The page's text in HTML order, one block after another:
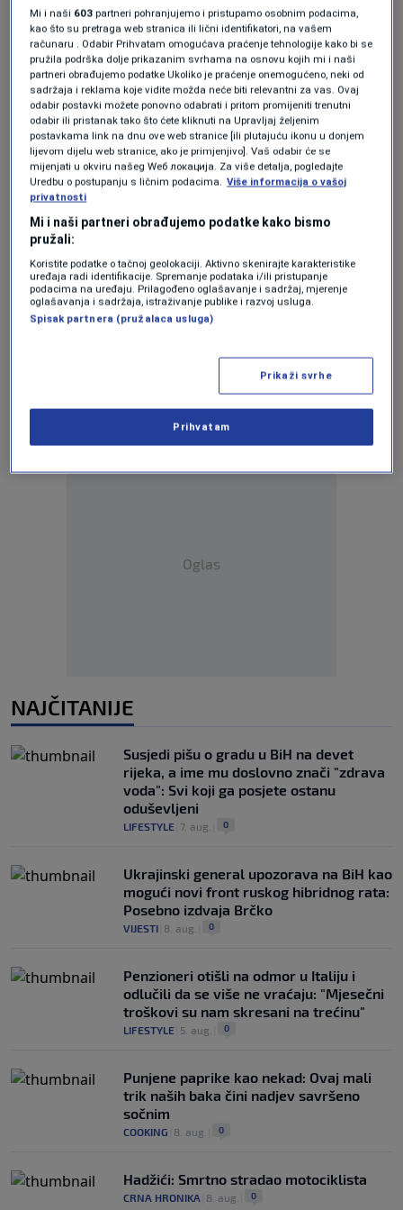
Oglas
KAKVO JE TVOJE MIŠLJENJE O OVOME?
Učestvuj u diskusiji ili pročitaj komentare
Budi prvi koji će ostaviti komentar
Pratite nas na društvenim mrežama
Oglas
NAJČITANIJE
Susjedi pišu o gradu u BiH na devet
rijeka, a ime mu doslovno znači "zdrava
voda": Svi koji ga posjete ostanu
oduševljeni
LIFESTYLE 7. aug. 0
Ukrajinski general upozorava na BiH kao
mogući novi front ruskog hibridnog rata:
Posebno izdvaja Brčko
VIJESTI 8. aug. 0
Penzioneri otišli na odmor u Italiju i
odlučili da se više ne vraćaju: "Mjesečni
troškovi su nam skresani na trećinu"
LIFESTYLE 5. aug. 0
Punjene paprike kao nekad: Ovaj mali
trik naših baka čini nadjev savršeno
sočnim
COOKING 8. aug. 0
Hadžići: Smrtno stradao motociklista
CRNA HRONIKA 8. aug. 0
Mi i naši 603 partneri pohranjujemo i pristupamo osobnim podacima,
kao što su pretraga web stranica ili lični identifikatori, na vašem
računaru . Odabir Prihvatam omogućava praćenje tehnologije kako bi se
pružila podrška dolje prikazanim svrhama na osnovu kojih mi i naši
partneri obrađujemo podatke Ukoliko je praćenje onemogućeno, neki od
sadržaja i reklama koje vidite možda neće biti relevantni za vas. Ovaj
odabir postavki možete ponovno odabrati i pritom promijeniti trenutni
odabir ili pristanak tako što ćete kliknuti na Upravljaj željenim
postavkama link na dnu ove web stranice [ili plutajuću ikonu u donjem
lijevom dijelu web stranice, ako je primjenjivo]. Vaš odabir će se
mijenjati u okviru našeg Wеб локација. Za više detalja, pogledajte
Uredbu o postupanju s ličnim podacima. Više informacija o vašoj
privatnosti
Mi i naši partneri obrađujemo podatke kako bismo
pružali:
Koristite podatke o tačnoj geolokaciji. Aktivno skenirajte karakteristike
uređaja radi identifikacije. Spremanje podataka i/ili pristupanje
podacima na uređaju. Prilagođeno oglašavanje i sadržaj, mjerenje
oglašavanja i sadržaja, istraživanje publike i razvoj usluga.
Spisak partnera (pružalaca usluga)
Prikaži svrhe
Prihvatam